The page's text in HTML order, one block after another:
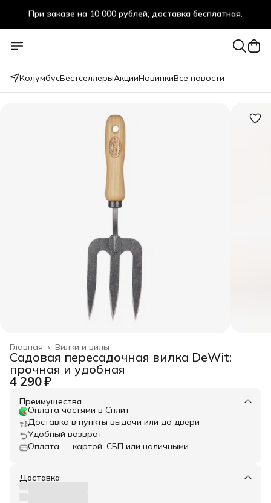
При заказе на 10 000 рублей, доставка бесплатная.
КолумбусБестселлерыАкцииНовинкиВсе новости
Вилки и вилы
Главная ›
Садовая пересадочная вилка DeWit:
прочная и удобная
4 290 ₽
Преимущества
Оплата частями в Сплит
Доставка в пункты выдачи или до двери
Удобный возврат
Оплата — картой, СБП или наличными
Доставка